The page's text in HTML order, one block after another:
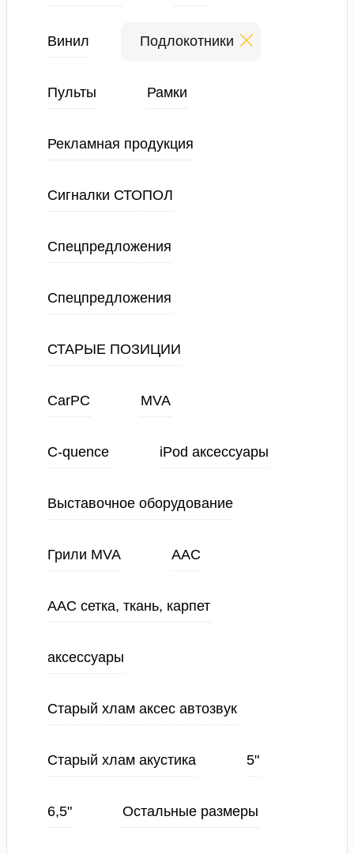
Винил Подлокотники
Пульты Рамки
Рекламная продукция
Сигналки СТОПОЛ
Спецпредложения
Спецпредложения
СТАРЫЕ ПОЗИЦИИ
CarPC MVA
C-quence iPod аксессуары
Выставочное оборудование
Грили MVA ААС
ААС сетка, ткань, карпет
аксессуары
Старый хлам аксес автозвук
Старый хлам акустика 5"
6,5" Остальные размеры